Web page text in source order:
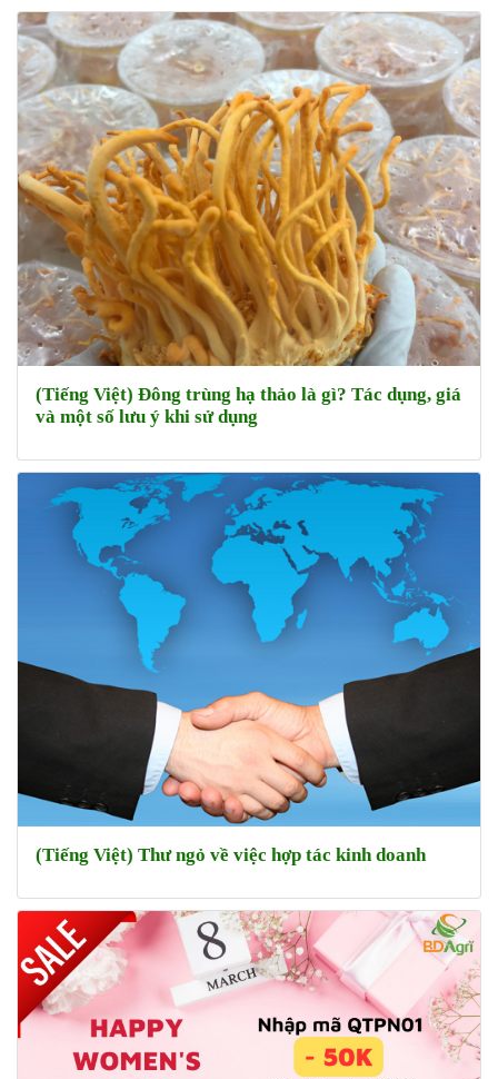
(Tiếng Việt) Đông trùng hạ thảo là gì? Tác dụng, giá
và một số lưu ý khi sử dụng
(Tiếng Việt) Thư ngỏ về việc hợp tác kinh doanh